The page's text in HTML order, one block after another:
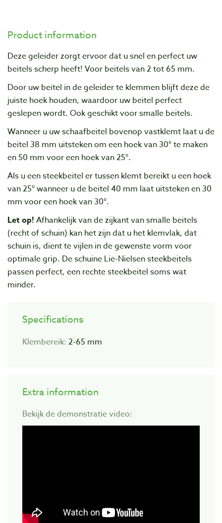
Product information
Deze geleider zorgt ervoor dat u snel en perfect uw
beitels scherp heeft! Voor beitels van 2 tot 65 mm.
Door uw beitel in de geleider te klemmen blijft deze de
juiste hoek houden, waardoor uw beitel perfect
geslepen wordt. Ook geschikt voor smalle beitels.
Wanneer u uw schaafbeitel bovenop vastklemt laat u de
beitel 38 mm uitsteken om een hoek van 30° te maken
en 50 mm voor een hoek van 25°.
Als u een steekbeitel er tussen klemt bereikt u een hoek
van 25° wanneer u de beitel 40 mm laat uitsteken en 30
mm voor een hoek van 30°.
Let op! Afhankelijk van de zijkant van smalle beitels
(recht of schuin) kan het zijn dat u het klemvlak, dat
schuin is, dient te vijlen in de gewenste vorm voor
optimale grip. De schuine Lie-Nielsen steekbeitels
passen perfect, een rechte steekbeitel soms wat
minder.
Specifications
Klembereik: 2-65 mm
Extra information
Bekijk de demonstratie video: